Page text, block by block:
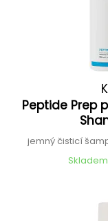
Peptide Prep
jemný čisticí
Skladem